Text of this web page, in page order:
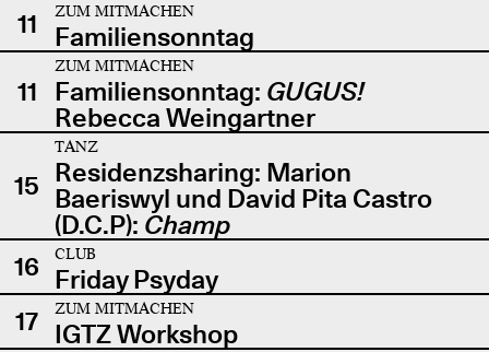
11
ZUM MITMACHEN
Familiensonntag
11
ZUM MITMACHEN
Familiensonntag: GUGUS!
Rebecca Weingartner
15
TANZ
Residenzsharing: Marion
Baeriswyl und David Pita Castro
(D.C.P): Champ
16
CLUB
Friday Psyday
17
ZUM MITMACHEN
IGTZ Workshop